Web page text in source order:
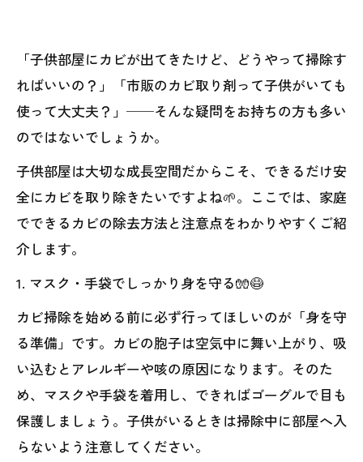
「子供部屋にカビが出てきたけど、どうやって掃除す
ればいいの？」「市販のカビ取り剤って子供がいても
使って大丈夫？」──そんな疑問をお持ちの方も多い
のではないでしょうか。
子供部屋は大切な成長空間だからこそ、できるだけ安
全にカビを取り除きたいですよね🌱。ここでは、家庭
でできるカビの除去方法と注意点をわかりやすくご紹
介します。
1. マスク・手袋でしっかり身を守る🧤😷
カビ掃除を始める前に必ず行ってほしいのが「身を守
る準備」です。カビの胞子は空気中に舞い上がり、吸
い込むとアレルギーや咳の原因になります。そのた
め、マスクや手袋を着用し、できればゴーグルで目も
保護しましょう。子供がいるときは掃除中に部屋へ入
らないよう注意してください。